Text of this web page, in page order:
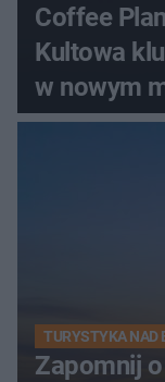
Coffee
Kultowa
w nowym
TURYSTYKA NAD
Zapomnij